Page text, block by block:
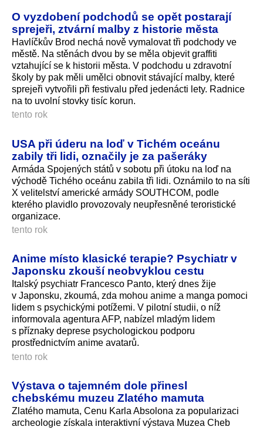
O vyzdobení podchodů se opět postarají
sprejeři, ztvární malby z historie města
Havlíčkův Brod nechá nově vymalovat tři podchody ve
městě. Na stěnách dvou by se měla objevit graffiti
vztahující se k historii města. V podchodu u zdravotní
školy by pak měli umělci obnovit stávající malby, které
sprejeři vytvořili při festivalu před jedenácti lety. Radnice
na to uvolní stovky tisíc korun.
tento rok
USA při úderu na loď v Tichém oceánu
zabily tři lidi, označily je za pašeráky
Armáda Spojených států v sobotu při útoku na loď na
východě Tichého oceánu zabila tři lidi. Oznámilo to na síti
X velitelství americké armády SOUTHCOM, podle
kterého plavidlo provozovaly neupřesněné teroristické
organizace.
tento rok
Anime místo klasické terapie? Psychiatr v
Japonsku zkouší neobvyklou cestu
Italský psychiatr Francesco Panto, který dnes žije
v Japonsku, zkoumá, zda mohou anime a manga pomoci
lidem s psychickými potížemi. V pilotní studii, o níž
informovala agentura AFP, nabízel mladým lidem
s příznaky deprese psychologickou podporu
prostřednictvím anime avatarů.
tento rok
Výstava o tajemném dole přinesl
chebskému muzeu Zlatého mamuta
Zlatého mamuta, Cenu Karla Absolona za popularizaci
archeologie získala interaktivní výstava Muzea Cheb